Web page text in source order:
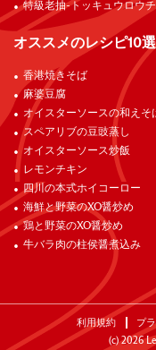
特級老抽-トッキュウロウ
オススメのレシピ10選
香港焼きそば
麻婆豆腐
オイスターソースの和えそ
スペアリブの豆豉蒸し
オイスターソース炒飯
レモンチキン
四川の本式ホイコーロー
海鮮と野菜のXO醤炒め
鶏と野菜のXO醤炒め
牛バラ肉の柱侯醤煮込み
利用規約 プ
(c)2026